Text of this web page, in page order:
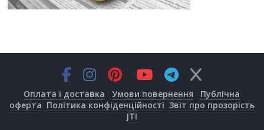
Оплата і доставка Умови повернення
Публічна
оферта Політика конфіденційності Звіт про прозорість
JTI